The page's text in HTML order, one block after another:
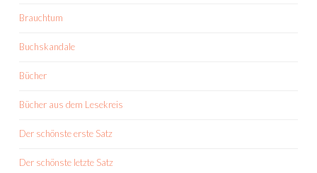
Brauchtum
Buchskandale
Bücher
Bücher aus dem Lesekreis
Der schönste erste Satz
Der schönste letzte Satz